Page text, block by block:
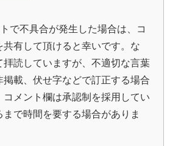
で不具合が発生した場合は、コ
有して頂けると幸いです。な
読していますが、不適切な言葉
載、伏せ字などで訂正する場合
メント欄は承認制を採用してい
で時間を要する場合がありま